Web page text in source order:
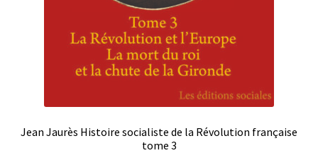
Jean Jaurès Histoire socialiste de la Révolution française
tome 3